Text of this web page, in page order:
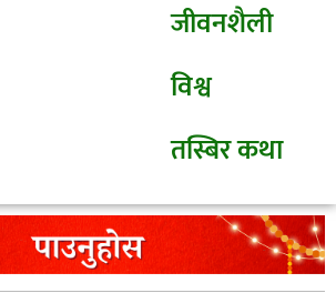
जीवनशैली
विश्व
तस्बिर कथा